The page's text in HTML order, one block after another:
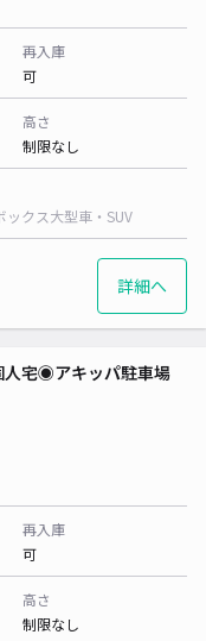
再入庫
可
高さ
制限なし
ックス大型車・SUV
詳細へ
人宅◉アキッパ駐車場
再入庫
可
高さ
制限なし